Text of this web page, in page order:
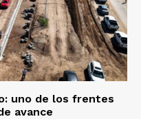
uno de los frentes
avance